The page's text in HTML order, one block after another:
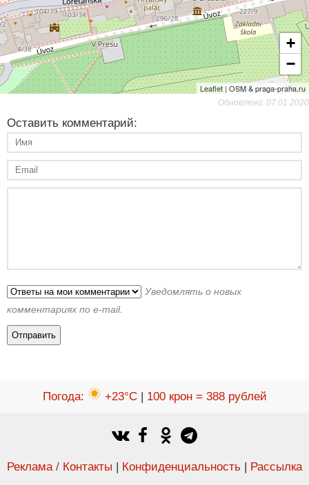
+
−
Leaflet | OSM & praga-praha.ru
Обновлено: 07.01.2020
Оставить комментарий:
Уведомлять о новых
комментариях по e-mail.
Погода: +23°C| 100 крон = 388 рублей
Реклама / Контакты Конфиденциальность Рассылка